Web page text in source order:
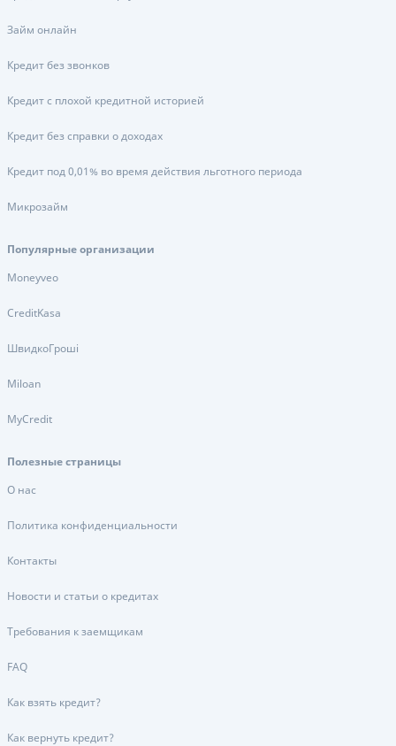
Займ онлайн
Кредит без звонков
Кредит с плохой кредитной историей
Кредит без справки о доходах
Кредит под 0,01% во время действия льготного периода
Микрозайм
Популярные организации
Moneyveo
CreditKasa
ШвидкоГроші
Miloan
MyCredit
Полезные страницы
О нас
Политика конфиденциальности
Контакты
Новости и статьи о кредитах
Требования к заемщикам
FAQ
Как взять кредит?
Как вернуть кредит?